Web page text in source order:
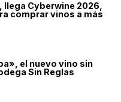
llega Cyberwine 2026,
comprar vinos a más
el nuevo vino sin
Sin Reglas